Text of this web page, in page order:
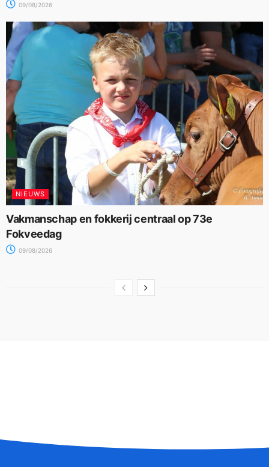
09/08/2026
NIEUWS
Vakmanschap en fokkerij centraal op 73e
Fokveedag
09/08/2026